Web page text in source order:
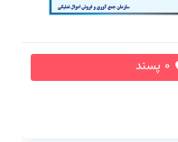
0 پسند